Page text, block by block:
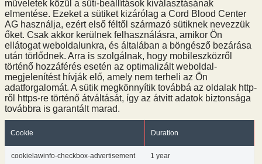
műveletek közül a süti-beállítások kiválasztásának
elmentése. Ezeket a sütiket kizárólag a Cord Blood Center
AG használja, ezért első féltől származó sütiknek nevezzük
őket. Csak akkor kerülnek felhasználásra, amikor Ön
ellátogat weboldalunkra, és általában a böngésző bezárása
után törlődnek. Arra is szolgálnak, hogy mobileszközről
történő hozzáférés esetén az optimalizált weboldal-
megjelenítést hívják elő, amely nem terheli az Ön
adatforgalomát. A sütik megkönnyítik továbbá az oldalak http-
ről https-re történő átváltását, így az átvitt adatok biztonsága
továbbra is garantált marad.
Cookie Duration
cookielawinfo-checkbox-advertisement 1 year